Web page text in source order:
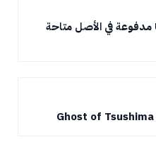
أفضل كورسات منصة Udemy مدفوعة في الأصل متاحة